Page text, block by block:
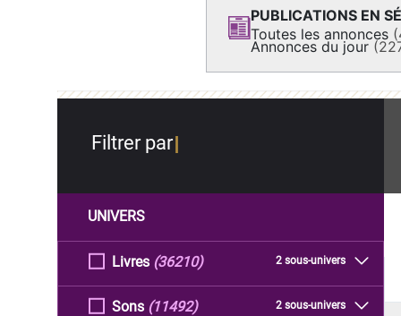
PUBLICATIONS EN
Toutes les annonces
Annonces du jour
Filtrer par
UNIVERS
Livres 2 sous-univers
(36210)
Sons 2 sous-univers
(11492)